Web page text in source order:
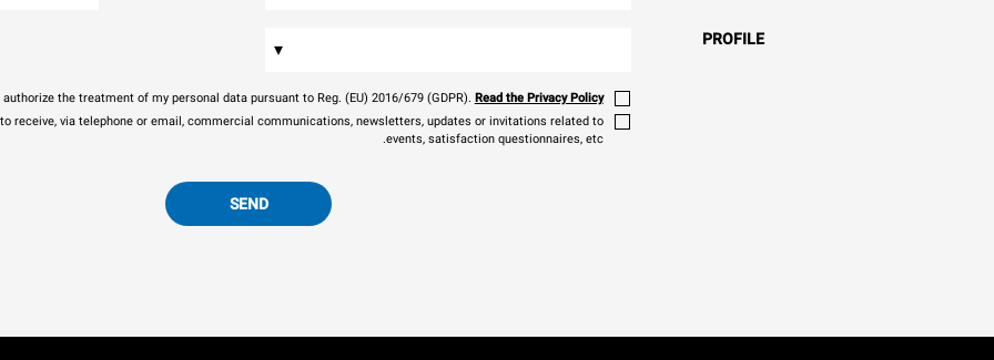
PROFILE
▾
authorize the treatment of my personal data pursuant to Reg. (EU) 2016/679 (GDPR). Read the Privacy Policy
receive, via telephone or email, commercial communications, newsletters, updates or invitations related to
events, satisfaction questionnaires, etc.
SEND